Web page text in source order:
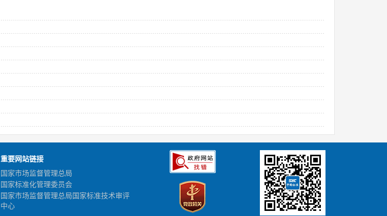
重要网站链接
国家市场监督管理总局
国家标准化管理委员会
国家市场监督管理总局国家标准技术审评
中心